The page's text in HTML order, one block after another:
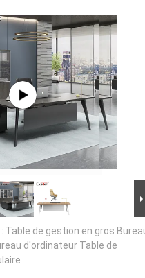
Table de gestion en gros
d'ordinateur Table de